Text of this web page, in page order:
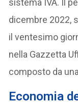
dicembre 2022,
il ventesimo
nella Gazzetta
composto da
Economia